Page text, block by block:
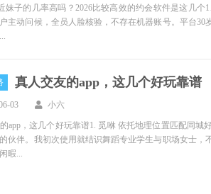
妹子的几率高吗？2026比较高效的约会软件是这几个
主动问候，全员人脸核验，不存在机器账号。平台30
真人交友的app，这几个好玩靠谱
03 小六
app，这几个好玩靠谱1. 觅咻 依托地理位置匹配同城
伙伴。我初次使用就结识舞蹈专业学生与职场女士，
暇...